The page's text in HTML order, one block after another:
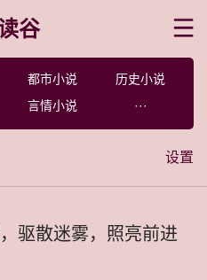
谷
都市小说
历史小说
言情小说 ···
设置
驱散迷雾，照亮前进